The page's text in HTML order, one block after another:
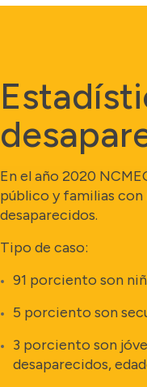
En el año 2020
público y familias con
desaparecidos.
Tipo de caso:
91 porciento son
5 porciento son
3 porciento son
desaparecidos,